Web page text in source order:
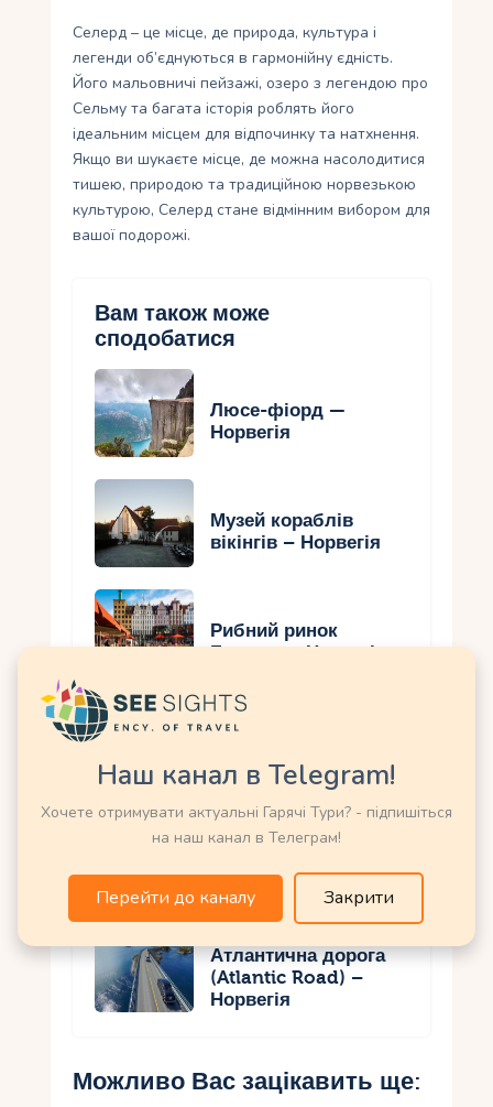
Селерд – це місце, де природа, культура і
легенди об’єднуються в гармонійну єдність.
Його мальовничі пейзажі, озеро з легендою про
Сельму та багата історія роблять його
ідеальним місцем для відпочинку та натхнення.
Якщо ви шукаєте місце, де можна насолодитися
тишею, природою та традиційною норвезькою
культурою, Селерд стане відмінним вибором для
вашої подорожі.
Вам також може
сподобатися
Люсе-фіорд —
Норвегія
Музей кораблів
вікінгів – Норвегія
Рибний ринок
Бергена – Норвегія
– Норвегія
Національний парк
Норвегія
Атлантична дорога
(Atlantic Road) –
Норвегія
Можливо Вас зацікавить ще:
Наш канал в Telegram!
Хочете отримувати актуальні Гарячі Тури? - підпишіться
на наш канал в Телеграм!
Перейти до каналу Закрити